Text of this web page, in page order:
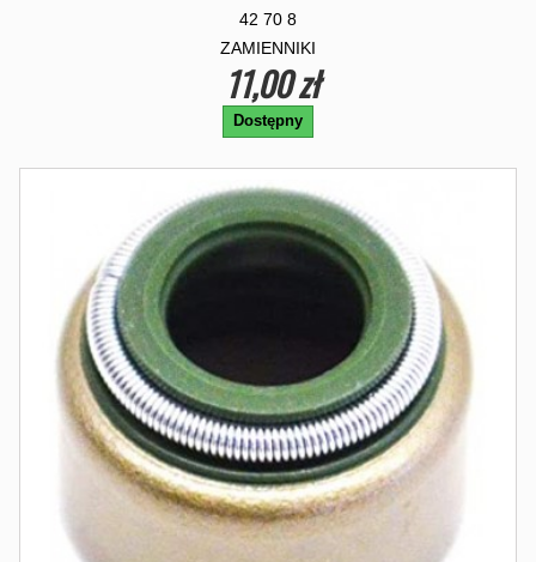
42 70 8
ZAMIENNIKI
11,00 zł
Dostępny